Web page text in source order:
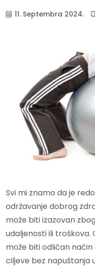
11. Septembra 2024.
Svi mi znamo da je
održavanje dobrog
može biti izazovan
udaljenosti ili troškova.
može biti odličan
ciljeve bez napuštanja